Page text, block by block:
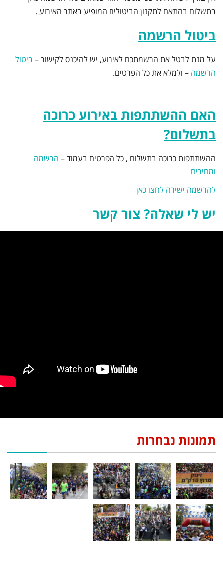
בתשלום בהתאם לתקנון הביטולים המופיע באתר האירוע .
ביטול הרשמה
על מנת לבטל את הרשמתכם לאירוע, יש להיכנס לקישור –ביטול
הרשמה – ולמלא את כל הפרטים.
האם ההשתתפות באירוע כרוכה
בתשלום?
ההשתתפות כרוכה בתשלום , כל הפרטים בעמוד – הרשמה
ומחירים
להרשמה ישירה לחצו כאן
יש לי שאלה? צור קשר
תמונות נבחרות